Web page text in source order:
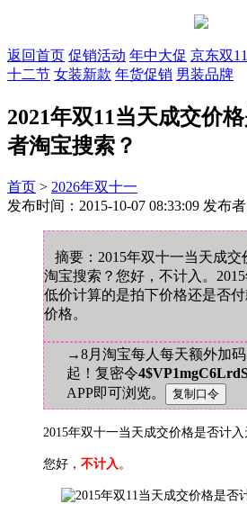
返回首页 促销活动 年中大促 京东双11
十二节 女装新款 年货促销 男装品牌
2021年双11当天成交价
者淘宝搜索？
首页 > 2026年双十一
发布时间：2015-10-07 08:33:09 发布
摘要：2015年双十一当天成
淘宝搜索？您好，不计入。
低价计算的是拍下价格还是否
价格。
→8月淘宝每人每天额外加
起！复密令
APP即可浏览。
2015年双十一当天成交价格是否计
您好， 不计入 。